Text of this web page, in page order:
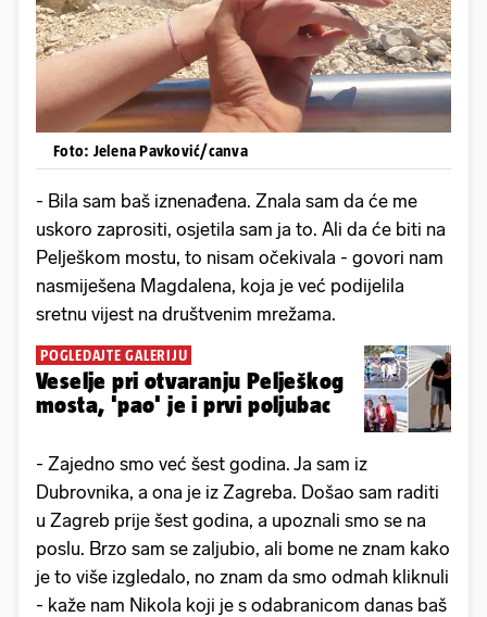
Foto: Jelena Pavković/canva
- Bila sam baš iznenađena. Znala sam da će me
uskoro zaprositi, osjetila sam ja to. Ali da će biti na
Pelješkom mostu, to nisam očekivala - govori nam
nasmiješena Magdalena, koja je već podijelila
sretnu vijest na društvenim mrežama.
POGLEDAJTE GALERIJU
Veselje pri otvaranju Pelješkog
mosta, 'pao' je i prvi poljubac
- Zajedno smo već šest godina. Ja sam iz
Dubrovnika, a ona je iz Zagreba. Došao sam raditi
u Zagreb prije šest godina, a upoznali smo se na
poslu. Brzo sam se zaljubio, ali bome ne znam kako
je to više izgledalo, no znam da smo odmah kliknuli
- kaže nam Nikola koji je s odabranicom danas baš